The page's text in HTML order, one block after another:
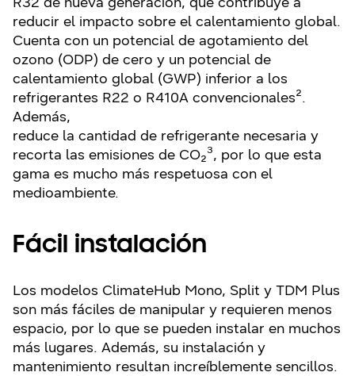
reducir el impacto sobre el calentamiento global.
Cuenta con un potencial de agotamiento del
ozono (ODP) de cero y un potencial de
calentamiento global (GWP) inferior a los
refrigerantes R22 o R410A convencionales².
Además,
reduce la cantidad de refrigerante necesaria y
recorta las emisiones de CO₂³, por lo que esta
gama es mucho más respetuosa con el
medioambiente.
Fácil instalación
Los modelos ClimateHub Mono, Split y TDM Plus
son más fáciles de manipular y requieren menos
espacio, por lo que se pueden instalar en muchos
más lugares. Además, su instalación y
mantenimiento resultan increíblemente sencillos.